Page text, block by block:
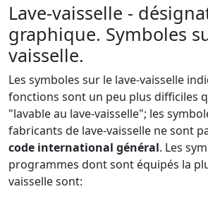
Lave-vaisselle -
graphique. Symboles
vaisselle.
Les symboles sur le lave-vaisselle
fonctions sont un peu plus difficiles
"lavable au lave-vaisselle"; les
fabricants de lave-vaisselle ne sont
code international général. Les
programmes dont sont équipés la
vaisselle sont: